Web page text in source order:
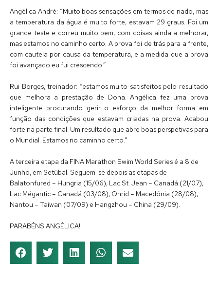
Angélica André: “Muito boas sensações em termos de nado, mas
a temperatura da água é muito forte, estavam 29 graus. Foi um
grande teste e correu muito bem, com coisas ainda a melhorar,
mas estamos no caminho certo. A prova foi de trás para a frente,
com cautela por causa da temperatura, e a medida que a prova
foi avançado eu fui crescendo.”
Rui Borges, treinador: “estamos muito satisfeitos pelo resultado
que melhora a prestação de Doha. Angélica fez uma prova
inteligente procurando gerir o esforço da melhor forma em
função das condições que estavam criadas na prova. Acabou
forte na parte final. Um resultado que abre boas perspetivas para
o Mundial. Estamos no caminho certo.”
A terceira etapa da FINA Marathon Swim World Series é a 8 de
Junho, em Setúbal. Seguem-se depois as etapas de
Balatonfured – Hungria (15/06), Lac St. Jean – Canadá (21/07),
Lac Mégantic – Canadá (03/08), Ohrid – Macedónia (28/08),
Nantou – Taiwan (07/09) e Hangzhou – China (29/09).
PARABÉNS ANGÉLICA!